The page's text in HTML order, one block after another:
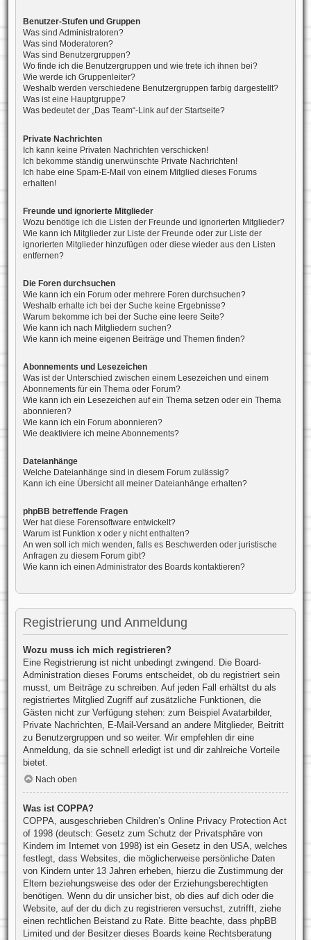
Benutzer-Stufen und Gruppen
Was sind Administratoren?
Was sind Moderatoren?
Was sind Benutzergruppen?
Wo finde ich die Benutzergruppen und wie trete ich ihnen bei?
Wie werde ich Gruppenleiter?
Weshalb werden verschiedene Benutzergruppen farbig dargestellt?
Was ist eine Hauptgruppe?
Was bedeutet der „Das Team“-Link auf der Startseite?
Private Nachrichten
Ich kann keine Privaten Nachrichten verschicken!
Ich bekomme ständig unerwünschte Private Nachrichten!
Ich habe eine Spam-E-Mail von einem Mitglied dieses Forums
erhalten!
Freunde und ignorierte Mitglieder
Wozu benötige ich die Listen der Freunde und ignorierten Mitglieder?
Wie kann ich Mitglieder zur Liste der Freunde oder zur Liste der
ignorierten Mitglieder hinzufügen oder diese wieder aus den Listen
entfernen?
Die Foren durchsuchen
Wie kann ich ein Forum oder mehrere Foren durchsuchen?
Weshalb erhalte ich bei der Suche keine Ergebnisse?
Warum bekomme ich bei der Suche eine leere Seite?
Wie kann ich nach Mitgliedern suchen?
Wie kann ich meine eigenen Beiträge und Themen finden?
Abonnements und Lesezeichen
Was ist der Unterschied zwischen einem Lesezeichen und einem
Abonnements für ein Thema oder Forum?
Wie kann ich ein Lesezeichen auf ein Thema setzen oder ein Thema
abonnieren?
Wie kann ich ein Forum abonnieren?
Wie deaktiviere ich meine Abonnements?
Dateianhänge
Welche Dateianhänge sind in diesem Forum zulässig?
Kann ich eine Übersicht all meiner Dateianhänge erhalten?
phpBB betreffende Fragen
Wer hat diese Forensoftware entwickelt?
Warum ist Funktion x oder y nicht enthalten?
An wen soll ich mich wenden, falls es Beschwerden oder juristische
Anfragen zu diesem Forum gibt?
Wie kann ich einen Administrator des Boards kontaktieren?
Registrierung und Anmeldung
Wozu muss ich mich registrieren?
Eine Registrierung ist nicht unbedingt zwingend. Die Board-
Administration dieses Forums entscheidet, ob du registriert sein
musst, um Beiträge zu schreiben. Auf jeden Fall erhältst du als
registriertes Mitglied Zugriff auf zusätzliche Funktionen, die
Gästen nicht zur Verfügung stehen: zum Beispiel Avatarbilder,
Private Nachrichten, E-Mail-Versand an andere Mitglieder, Beitritt
zu Benutzergruppen und so weiter. Wir empfehlen dir eine
Anmeldung, da sie schnell erledigt ist und dir zahlreiche Vorteile
bietet.
Nach oben
Was ist COPPA?
COPPA, ausgeschrieben Children’s Online Privacy Protection Act
of 1998 (deutsch: Gesetz zum Schutz der Privatsphäre von
Kindern im Internet von 1998) ist ein Gesetz in den USA, welches
festlegt, dass Websites, die möglicherweise persönliche Daten
von Kindern unter 13 Jahren erheben, hierzu die Zustimmung der
Eltern beziehungsweise des oder der Erziehungsberechtigten
benötigen. Wenn du dir unsicher bist, ob dies auf dich oder die
Website, auf der du dich zu registrieren versuchst, zutrifft, ziehe
einen rechtlichen Beistand zu Rate. Bitte beachte, dass phpBB
Limited und der Besitzer dieses Boards keine Rechtsberatung